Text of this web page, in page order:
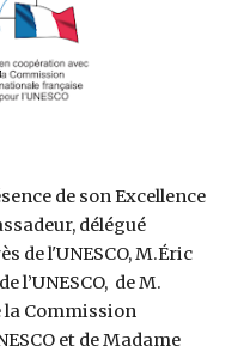
de son Excellence
délégué
de l'UNESCO, M.Éric
l’UNESCO,  de M.
la Commission
et de Madame